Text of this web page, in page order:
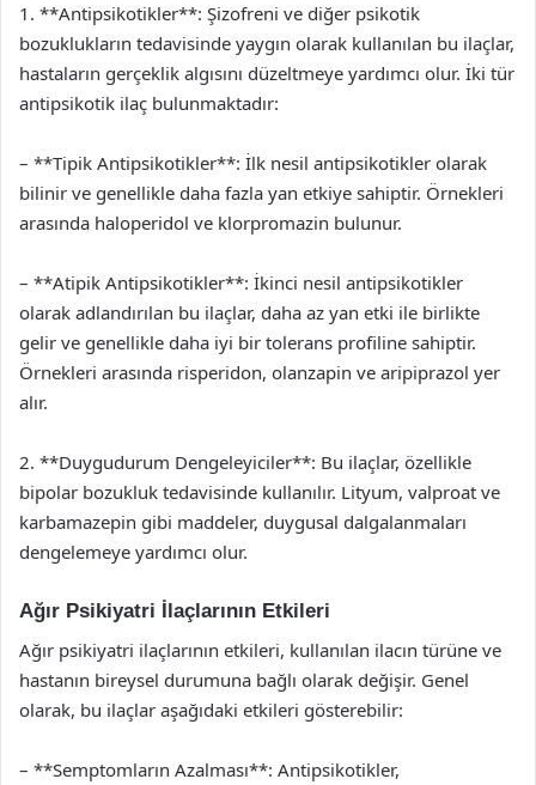
1. **Antipsikotikler**: Şizofreni ve diğer psikotik
bozuklukların tedavisinde yaygın olarak kullanılan bu ilaçlar,
hastaların gerçeklik algısını düzeltmeye yardımcı olur. İki tür
antipsikotik ilaç bulunmaktadır:
– **Tipik Antipsikotikler**: İlk nesil antipsikotikler olarak
bilinir ve genellikle daha fazla yan etkiye sahiptir. Örnekleri
arasında haloperidol ve klorpromazin bulunur.
– **Atipik Antipsikotikler**: İkinci nesil antipsikotikler
olarak adlandırılan bu ilaçlar, daha az yan etki ile birlikte
gelir ve genellikle daha iyi bir tolerans profiline sahiptir.
Örnekleri arasında risperidon, olanzapin ve aripiprazol yer
alır.
2. **Duygudurum Dengeleyiciler**: Bu ilaçlar, özellikle
bipolar bozukluk tedavisinde kullanılır. Lityum, valproat ve
karbamazepin gibi maddeler, duygusal dalgalanmaları
dengelemeye yardımcı olur.
Ağır Psikiyatri İlaçlarının Etkileri
Ağır psikiyatri ilaçlarının etkileri, kullanılan ilacın türüne ve
hastanın bireysel durumuna bağlı olarak değişir. Genel
olarak, bu ilaçlar aşağıdaki etkileri gösterebilir:
– **Semptomların Azalması**: Antipsikotikler,